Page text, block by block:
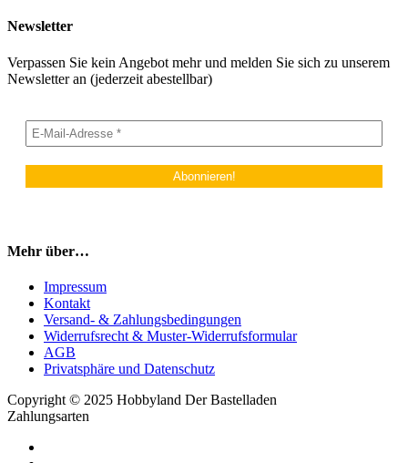
Newsletter
Verpassen Sie kein Angebot mehr und melden Sie sich zu unserem
Newsletter an (jederzeit abestellbar)
Mehr über…
Impressum
Kontakt
Versand- & Zahlungsbedingungen
Widerrufsrecht & Muster-Widerrufsformular
AGB
Privatsphäre und Datenschutz
Copyright © 2025 Hobbyland Der Bastelladen
Zahlungsarten